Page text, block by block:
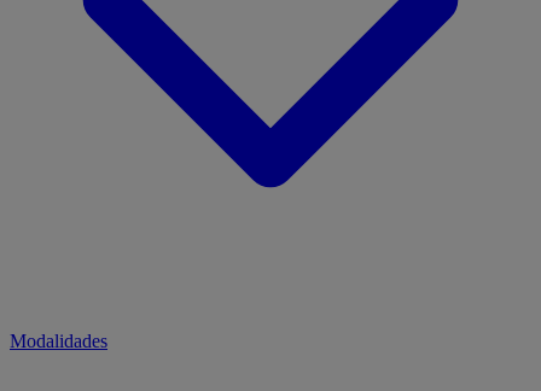
Modalidades